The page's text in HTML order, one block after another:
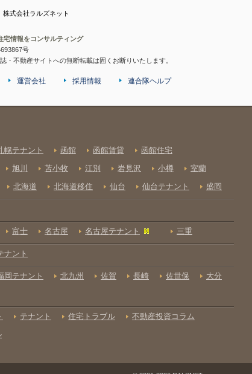
式会社ラルズネット
宅情報をコンサルティング
号
不動産サイトへの無断転載は固くお断りいたします。
運営会社 採用情報 連合隊ヘルプ